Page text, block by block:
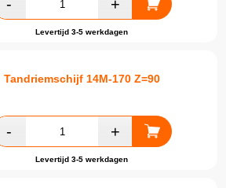
Levertijd 3-5 werkdagen
Tandriemschijf 14M-170 Z=90
Levertijd 3-5 werkdagen